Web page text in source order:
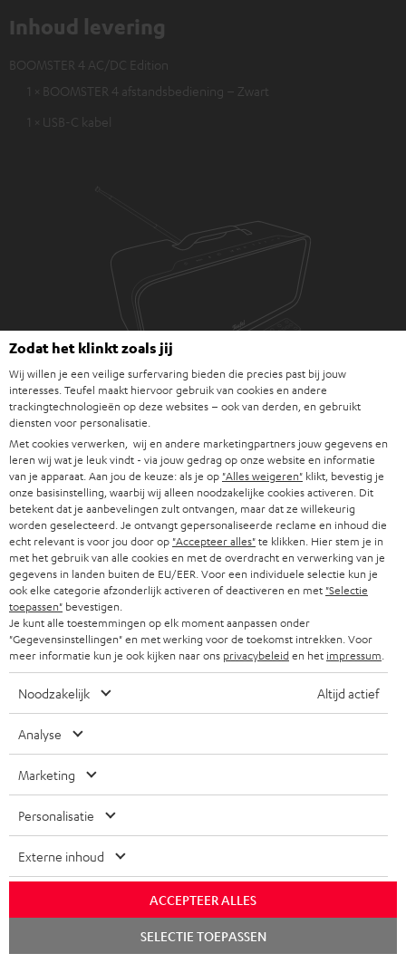
Inhoud levering
BOOMSTER 4 AC/DC Edition
1 × BOOMSTER 4 afstandsbediening – Zwart
1 × USB-C kabel
© 2024 Onder licentie van Perryscope Productions, LLC/Epic Rights,
LLC
Downloads & support
D
o
w
n
l
o
a
d
u
m
n
Quick Start Guide: BOOMSTER 4 AC/DC Edition
Safety Booklet: BOOMSTER 4 AC/DC Edition
Handleiding: BOOMSTER 4 AC/DC Edition
Conformiteitsverklaring: BOOMSTER 4 AC/DC Edition
e
r
e
n
d
i
a
r
Audiolexicon: technische begrippen snel uitgelegd
Zodat het klinkt zoals jij
Wij willen je een veilige surfervaring bieden die precies past bij jouw
interesses. Teufel maakt hiervoor gebruik van cookies en andere
trackingtechnologieën op deze websites – ook van derden, en gebruikt
diensten voor personalisatie.
Met cookies verwerken, wij en andere marketingpartners jouw gegevens en
leren wij wat je leuk vindt - via jouw gedrag op onze website en informatie
van je apparaat. Aan jou de keuze: als je op "Alles weigeren" klikt, bevestig je
onze basisinstelling, waarbij wij alleen noodzakelijke cookies activeren. Dit
betekent dat je aanbevelingen zult ontvangen, maar dat ze willekeurig
worden geselecteerd. Je ontvangt gepersonaliseerde reclame en inhoud die
echt relevant is voor jou door op "Accepteer alles"te klikken. Hier stem je in
met het gebruik van alle cookies en met de overdracht en verwerking van je
gegevens in landen buiten de EU/EER. Voor een individuele selectie kun je
ook elke categorie afzonderlijk activeren of deactiveren en met "Selectie
toepassen" bevestigen.
Je kunt alle toestemmingen op elk moment aanpassen onder
"Gegevensinstellingen" en met werking voor de toekomst intrekken. Voor
meer informatie kun je ook kijken naar ons privacybeleiden het impressum
Noodzakelijk Altijd actief
Analyse
Marketing
Personalisatie
Externe inhoud
ACCEPTEER ALLES
SELECTIE TOEPASSEN